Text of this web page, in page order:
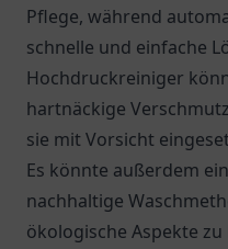
Pflege, während
schnelle und einfache
Hochdruckreiniger
hartnäckige
sie mit Vorsicht
Es könnte außerdem
nachhaltige
ökologische Aspekte